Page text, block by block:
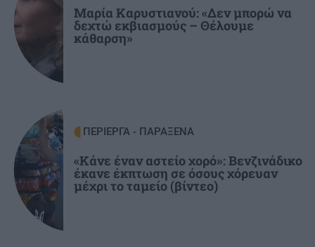
για εκκένωση περιοχής (εικόνες, βίντεο)
Μαρία Καρυστιανού: «Δεν μπορώ να
δεχτώ εκβιασμούς – Θέλουμε
κάθαρση»
ΠΕΡΙΕΡΓΑ - ΠΑΡΑΞΕΝΑ
«Κάνε έναν αστείο χορό»: Βενζινάδικο
έκανε έκπτωση σε όσους χόρευαν
μέχρι το ταμείο (βίντεο)